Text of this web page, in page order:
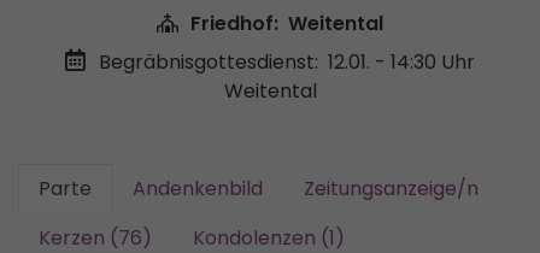
Friedhof: Weitental
Begräbnisgottesdienst: 12.01. - 14:30 Uhr
Weitental
Parte Andenkenbild
Zeitungsanzeige/n
Kerzen (76)
Kondolenzen (1)